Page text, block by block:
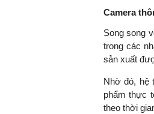
Camera
Song song
trong các
sản xuất
Nhờ đó, hệ
phẩm thực
theo thời